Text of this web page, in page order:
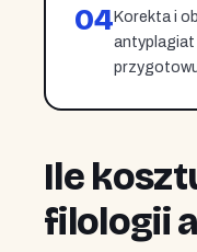
04Korekta i
Ile
filologii